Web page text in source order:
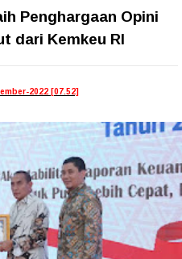
Penghargaan Opini
dari Kemkeu RI
2022 [07.52]